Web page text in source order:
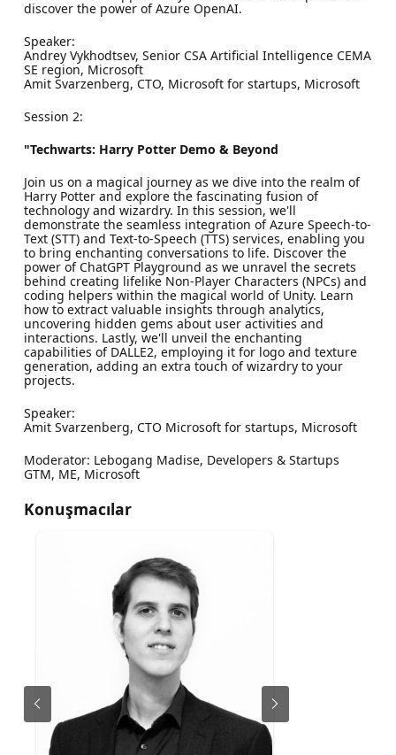
discover the power of Azure OpenAI.
Speaker:
Andrey Vykhodtsev, Senior CSA Artificial Intelligence CEMA
SE region, Microsoft
Amit Svarzenberg, CTO, Microsoft for startups, Microsoft
Session 2:
"Techwarts: Harry Potter Demo & Beyond
Join us on a magical journey as we dive into the realm of
Harry Potter and explore the fascinating fusion of
technology and wizardry. In this session, we'll
demonstrate the seamless integration of Azure Speech-to-
Text (STT) and Text-to-Speech (TTS) services, enabling you
to bring enchanting conversations to life. Discover the
power of ChatGPT Playground as we unravel the secrets
behind creating lifelike Non-Player Characters (NPCs) and
coding helpers within the magical world of Unity. Learn
how to extract valuable insights through analytics,
uncovering hidden gems about user activities and
interactions. Lastly, we'll unveil the enchanting
capabilities of DALLE2, employing it for logo and texture
generation, adding an extra touch of wizardry to your
projects.
Speaker:
Amit Svarzenberg, CTO Microsoft for startups, Microsoft
Moderator: Lebogang Madise, Developers & Startups
GTM, ME, Microsoft
Konuşmacılar